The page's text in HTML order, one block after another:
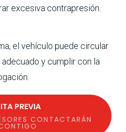
excesiva contrapresión.
el vehículo puede circular
y cumplir con la
PREVIA
CONTACTARÁN